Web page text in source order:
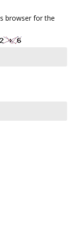
browser for the